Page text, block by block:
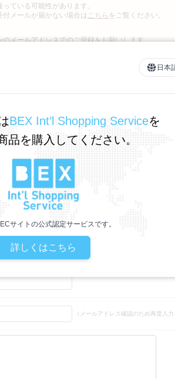
ている可能性があります。
メールが届かない場合は こちら をご覧ください。
メールアドレスでのご登録をお願いします。
いただけません。
の収集および使用等を固くお断りいたします。
ー＆トリートメント各30ml）
（メールアドレス確認のため再度入
日本
BEX Int’l Shopping Serviceを
品を購入してください。
サイトの公式認定サービスです。
詳しくはこちら